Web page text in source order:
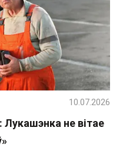
Лукашэнка не вітае
10.07.2026